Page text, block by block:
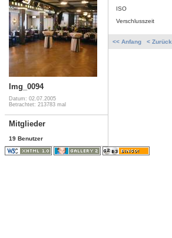
Img_0094
Datum: 02.07.2005
Betrachtet: 213783 mal
Mitglieder
19 Benutzer
ISO
Verschlusszeit
<< Anfang < Zurück